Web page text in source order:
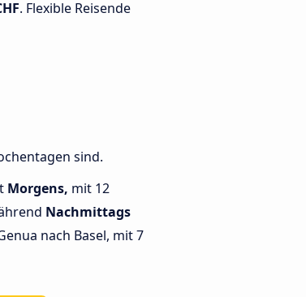
. Flexible Reisende
sind.
Morgens, mit 12
Nachmittags
nach Basel, mit 7